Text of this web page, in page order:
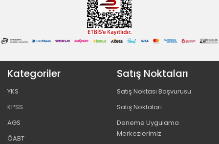
Kategoriler
YKS
KPSS
AGS
ÖABT
Satış Noktaları
Satış Noktası Başvurusu
Satış Noktaları
Deneme Uygulama
Merkezlerimiz